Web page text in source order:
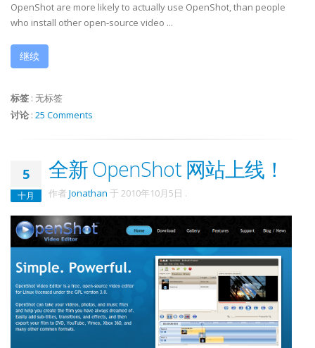
OpenShot are more likely to actually use OpenShot, than people
who install other open-source video ...
继续
标签 : 无标签
讨论 : 25 Comments
5
十月
全新 OpenShot 网站上线！
作者 Jonathan 于 2010年10月5日 .